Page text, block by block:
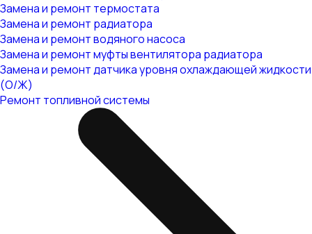
Замена и ремонт термостата
Замена и ремонт радиатора
Замена и ремонт водяного насоса
Замена и ремонт муфты вентилятора радиатора
Замена и ремонт датчика уровня охлаждающей жидкости
(О/Ж)
Ремонт топливной системы